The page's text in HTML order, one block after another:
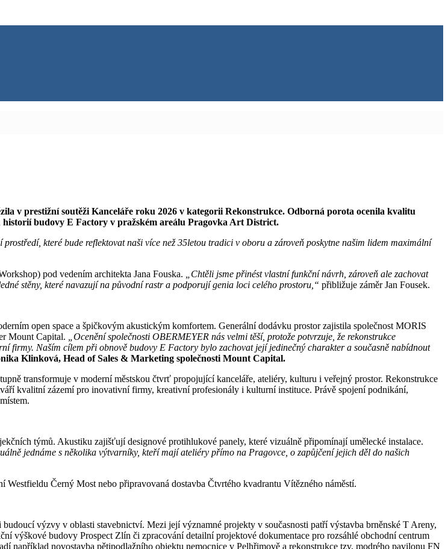
v prestižní soutěži Kanceláře roku 2026 v kategorii Rekonstrukce. Odborná porota ocenila kvalitu
budovy E Factory v pražském areálu Pragovka Art District.
které bude reflektovat naši více než 35letou tradici v oboru a zároveň poskytne našim lidem maximální
pod vedením architekta Jana Fouska.
„Chtěli jsme přinést vlastní funkční návrh, zároveň ale zachovat
stěny, které navazují na původní rastr a podporují genia loci celého prostoru,“ přibližuje záměr Jan Fousek.
open space a špičkovým akustickým komfortem. Generální dodávku prostor zajistila společnost MORIS
Mount Capital.
„Ocenění společnosti OBERMEYER nás velmi těší, protože potvrzuje, že rekonstrukce
Naším cílem při obnově budovy E Factory bylo zachovat její jedinečný charakter a současně nabídnout
Klinková, Head of Sales & Marketing společnosti Mount Capital.
transformuje v moderní městskou čtvrť propojující kanceláře, ateliéry, kulturu i veřejný prostor. Rekonstrukce
kvalitní zázemí pro inovativní firmy, kreativní profesionály i kulturní instituce. Právě spojení podnikání,
týmů. Akustiku zajišťují designové protihlukové panely, které vizuálně připomínají umělecké instalace.
jednáme s několika výtvarníky, kteří mají ateliéry přímo na Pragovce, o zapůjčení jejich děl do našich
Černý Most nebo připravovaná dostavba Čtvrtého kvadrantu Vítězného náměstí.
výzvy v oblasti stavebnictví. Mezi její významné projekty v současnosti patří výstavba brněnské T Areny,
výškové budovy Prospect Zlín či zpracování detailní projektové dokumentace pro rozsáhlé obchodní centrum
například novostavba pětipodlažního objektu nemocnice v Pelhřimově a rekonstrukce tzv. modrého pavilonu FN